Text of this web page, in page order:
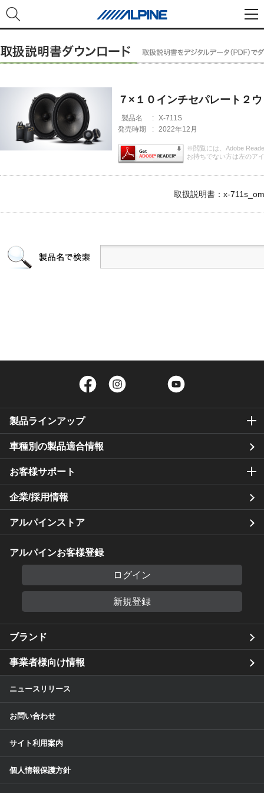
７×１０インチセパレート２
製品名 : X-711S
発売時期
: 2022年12月
※閲覧には、Adobe
お持ちでない方は左のア
取扱説明書：x-
Facebook Twitter
製品ラインアップ
車種別の製品適合情報
お客様サポート
企業/採用情報
アルパインストア
アルパインお客様登録
ログイン
新規登録
ブランド
事業者様向け情報
ニュースリリース
お問い合わせ
サイト利用案内
個人情報保護方針